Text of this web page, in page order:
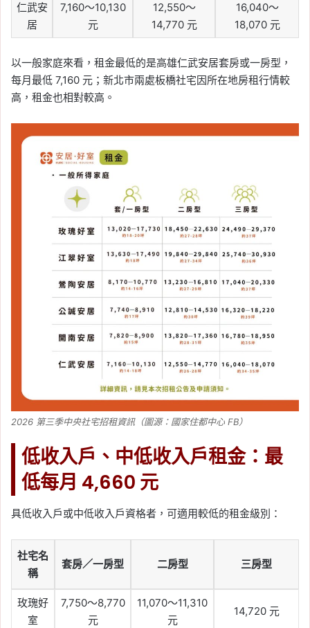
仁武安
居
7,160～10,130
元
12,550～
14,770 元
16,040～
18,070 元
以一般家庭來看，租金最低的是高雄仁武安居套房或一房型，
每月最低 7,160 元；新北市兩處板橋社宅因所在地房租行情較
高，租金也相對較高。
2026 第三季中央社宅招租資訊（圖源：國家住都中心 FB）
低收入戶、中低收入戶租金：最
低每月 4,660 元
具低收入戶或中低收入戶資格者，可適用較低的租金級別：
社宅名
稱
套房／一房型 二房型 三房型
玫瑰好
室
7,750～8,770
元
11,070～11,310
元
14,720 元